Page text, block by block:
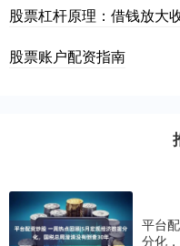
股票杠杆原理：借钱放大
股票账户配资指南
平台
分化